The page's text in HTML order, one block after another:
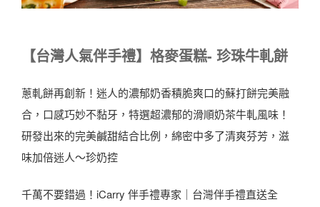
【台灣人氣伴手禮】格麥蛋糕- 珍珠牛軋餅
蔥軋餅再創新！迷人的濃郁奶香積脆爽口的蘇打餅完美融
合，口感巧妙不黏牙，特選超濃郁的滑順奶茶牛軋風味！
研發出來的完美鹹甜結合比例，綿密中多了清爽芬芳，滋
味加倍迷人～珍奶控
千萬不要錯過！iCarry 伴手禮專家｜台灣伴手禮直送全